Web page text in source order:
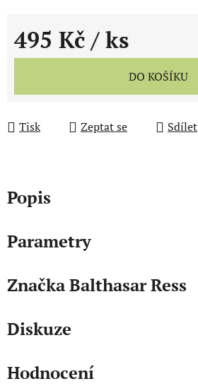
495 Kč / ks
Měrná cena:
DO KOŠÍKU
Tisk Zeptat se Sdílet
Popis
Parametry
ZnačkaBalthasar Ress
Diskuze
Hodnocení